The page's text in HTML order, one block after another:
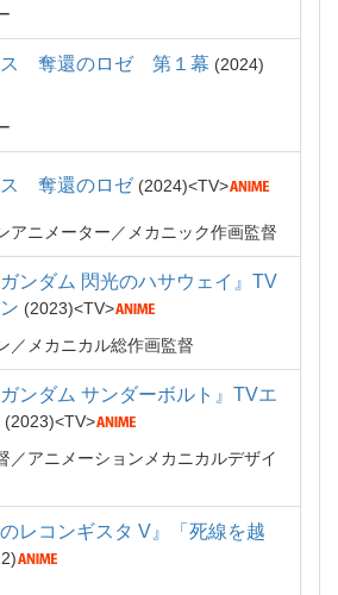
ス 奪還のロゼ 第１幕 2024
ス 奪還のロゼ 2024 TV
アニメーター メカニック作画監督
ガンダム 閃光のハサウェイ』TV
2023
TV
メカニカル総作画監督
ガンダム サンダーボルト』TVエ
2023
TV
アニメーションメカニカルデザイ
レコンギスタ V』「死線を越